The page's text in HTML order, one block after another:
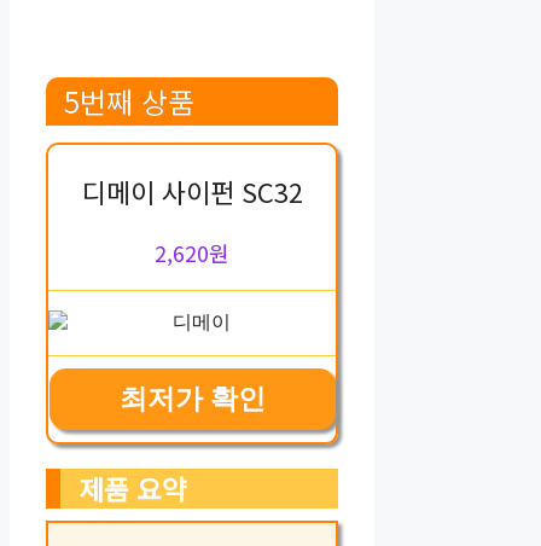
5번째 상품
디메이 사이펀 SC32
2,620원
최저가 확인
제품 요약